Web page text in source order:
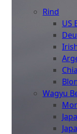
Rind
US
Wagyu